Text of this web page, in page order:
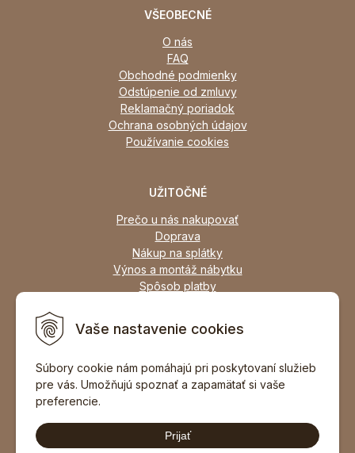
Vaše nastavenie cookies
Súbory cookie nám pomáhajú pri poskytovaní služieb
pre vás. Umožňujú spoznať a zapamätať si vaše
preferencie.
Prijať
VŠEOBECNÉ
O nás
FAQ
Obchodné podmienky
Odstúpenie od zmluvy
Reklamačný poriadok
Ochrana osobných údajov
Používanie cookies
UŽITOČNÉ
Prečo u nás nakupovať
Doprava
Nákup na splátky
Výnos a montáž nábytku
Spôsob platby
Zariadime všetky typy interiérov
DOPORUČIŤ ZNÁMEMU